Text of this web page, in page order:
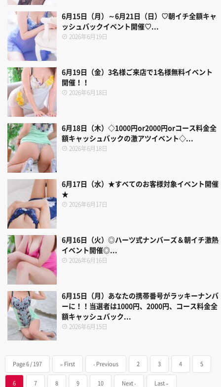
6月15日（月）～6月21日（日）♡朝イチ全額キャ
ッシュバックイベント開催♡...
2026年6月19日
6月19日（金）3名様ご来店で1名様無料イベント
開催！！
2026年6月18日
6月18日（木）◇1000円or2000円orコース料金全
額キャッシュバックの激アツイベント◇...
2026年6月18日
6月17日（水）★すべてのお客様対象イベント開催
★
2026年6月17日
6月16日（火）◎ハーツ式ナンバーズ＆朝イチ激熱
イベント開催◎...
2026年6月16日
6月15日（月）あなたの携帯番号がラッキーナンバ
ーに！！当選者は1000円、2000円、コース料金全
額キャッシュバック...
2026年6月15日
Page 6 / 197 « First ‹ Previous 2 3 4 5
6 7 8 9 10 Next › Last »